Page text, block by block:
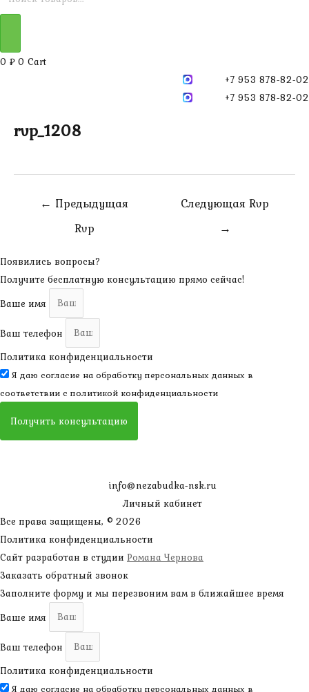
0 ₽ 0 Cart
+7 953 878-82-02
+7 953 878-82-02
rvp_1208
Навигация
← Предыдущая
Rvp
Следующая Rvp
→
Появились вопросы?
Получите бесплатную консультацию прямо сейчас!
Ваше имя
Ваш телефон
Политика конфиденциальности
Я даю согласие на обработку персональных данных в
соответствии с политикой конфиденциальности
Получить консультацию
info@nezabudka-nsk.ru
Личный кабинет
Все права защищены, © 2026
Политика конфиденциальности
Сайт разработан в студии Романа Чернова
Заказать обратный звонок
Заполните форму и мы перезвоним вам в ближайшее время
Ваше имя
Ваш телефон
Политика конфиденциальности
Я даю согласие на обработку персональных данных в